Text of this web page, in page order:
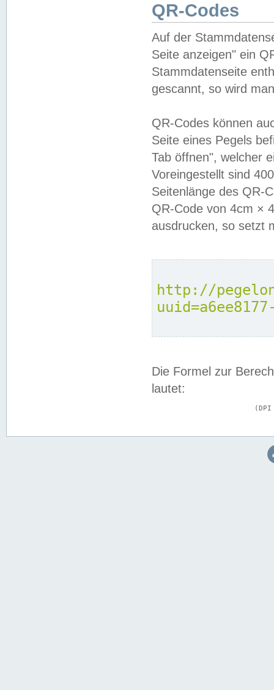
QR-Codes
Auf der
Seite anzeigen" ein
Stammdatenseite
gescannt, so wird
QR-Codes können
Seite eines Pegels
Tab öffnen", welcher
Voreingestellt sind
Seitenlänge des QR-
QR-Code von 4cm ×
ausdrucken, so setzt
http://
Die Formel zur
lautet: